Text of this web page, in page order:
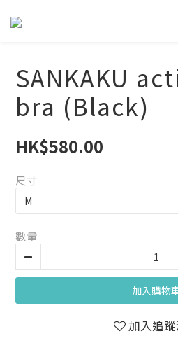
SANKAKU
bra (Black)
HK$580.00
尺寸
數量
加入購物
加入追